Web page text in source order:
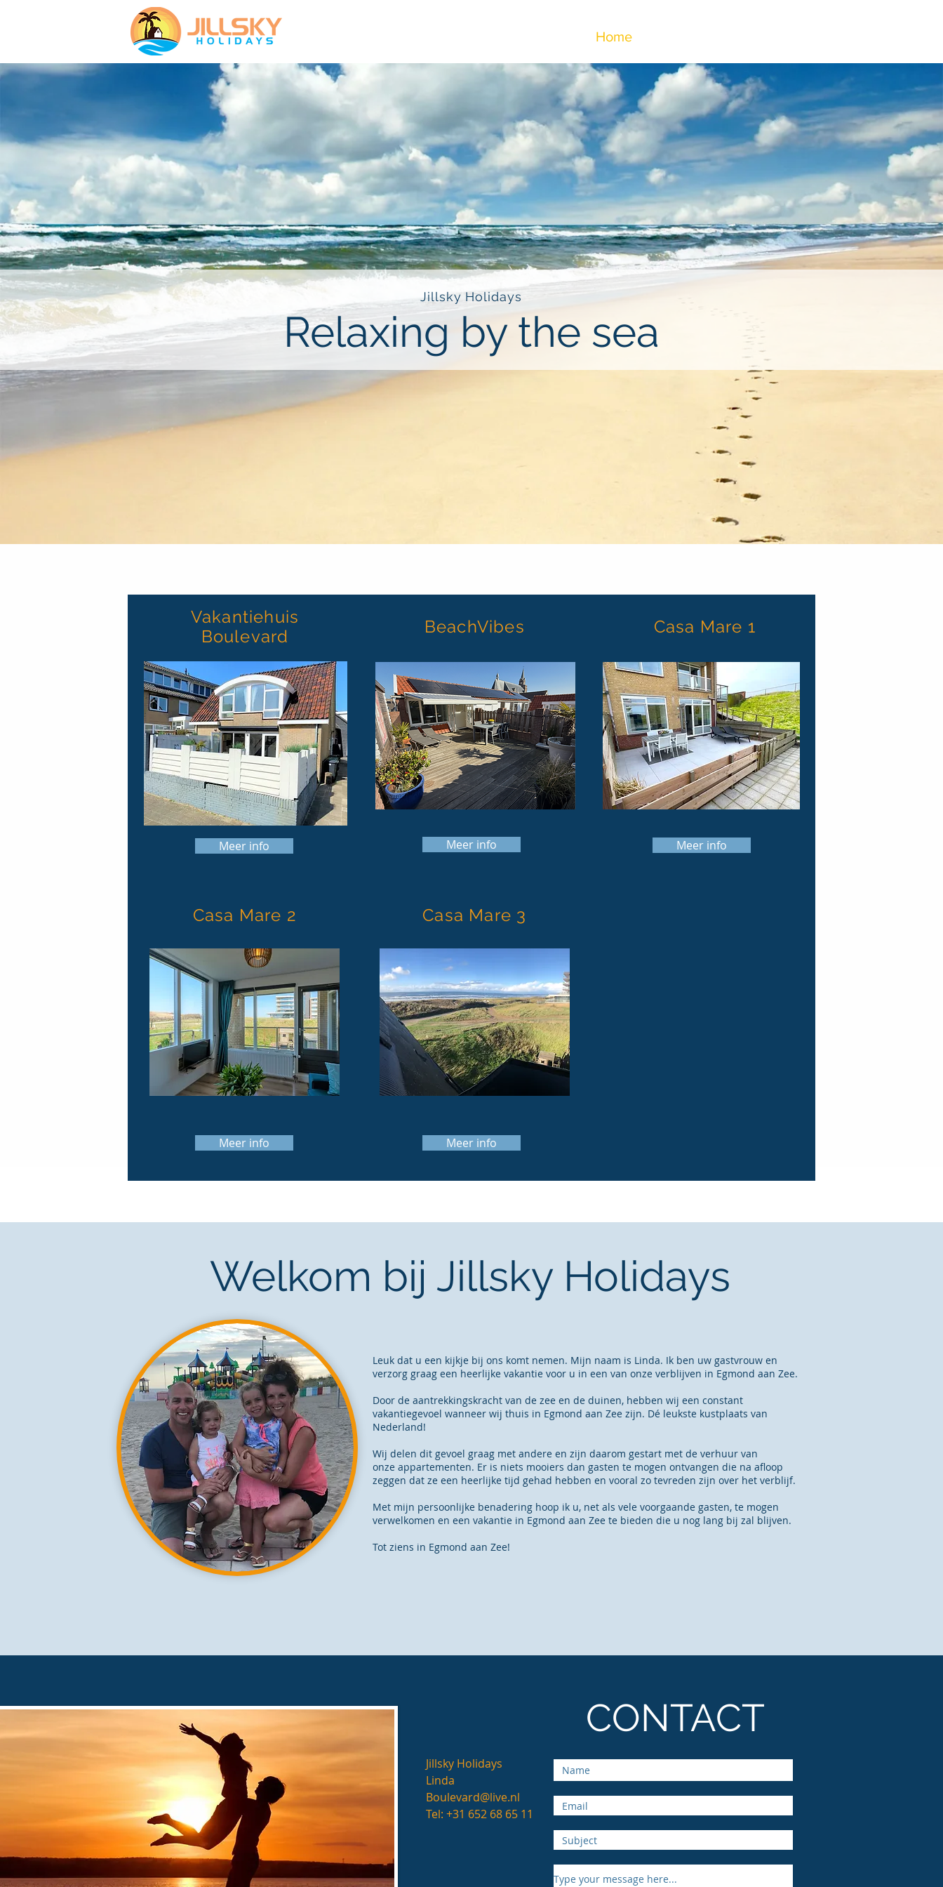
Home
Jillsky Holidays
Relaxing by the sea
Vakantiehuis
Boulevard
mooi huis
Meer info
BeachVibes
Meer info
Casa Mare 1
Meer info
Casa Mare 2
Meer info
Casa Mare 3
Meer info
Welkom bij Jillsky Holidays
Leuk dat u een kijkje bij ons komt nemen. Mijn naam is Linda. Ik ben uw gastvrouw en
verzorg graag een heerlijke vakantie voor u in een van onze verblijven in Egmond aan Zee.
Door de aantrekkingskracht van de zee en de duinen, hebben wij een constant
vakantiegevoel wanneer wij thuis in Egmond aan Zee zijn. Dé leukste kustplaats van
Nederland!
Wij delen dit gevoel graag met andere en zijn daarom gestart met de verhuur van
onze appartementen. Er is niets mooiers dan gasten te mogen ontvangen die na afloop
zeggen dat ze een heerlijke tijd gehad hebben en vooral zo tevreden zijn over het verblijf.
Met mijn persoonlijke benadering hoop ik u, net als vele voorgaande gasten, te mogen
verwelkomen en een vakantie in Egmond aan Zee te bieden die u nog lang bij zal blijven.
Tot ziens in Egmond aan Zee!
CONTACT
Jillsky Holidays
Linda
Boulevard@live.nl
Tel: +31 652 68 65 11